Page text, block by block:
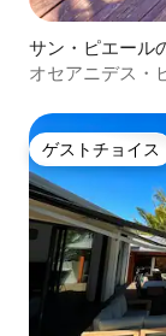
サン・ピエール
オセアニデス・
ゲストチョイス
ゲストチョイス